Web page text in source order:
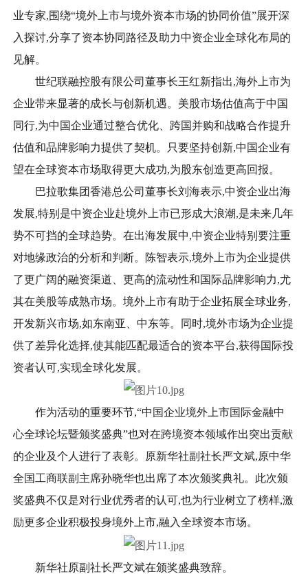
业专家,围绕“境外上市与境外资本市场的协同价值”展开深
入探讨,分享了资本协同路径及助力中资企业全球化布局的
见解。
世纪联融控股有限公司董事长王红新指出,海外上市为
企业带来显著的成长与创新机遇。美股市场估值高于中国
同行,为中国企业通过整合优化、跨国并购和战略合作提升
估值和品牌影响力提供了契机。只要坚持创新,中国企业有
望在全球资本市场取得更大成功,为股东创造更高回报。
巴拉歌集团香港总公司董事长刘海表示,中资企业出海
发展,特别是中资企业赴境外上市已形成大浪潮,是未来几年
势不可挡的全球趋势。在出海发展中,中资企业特别要注重
对地缘政治的分析和判断。陈智表示,境外上市为企业提供
了更广阔的融资渠道、更高的流动性和国际品牌影响力,尤
其在美股等成熟市场。境外上市有助于企业拓展全球业务,
开发新兴市场,如东南亚、中东等。同时,境外市场为企业提
供了差异化选择,使其能匹配最适合的资本平台,获得国际投
资者认可,实现全球化发展。
作为活动的重要环节,“中国企业境外上市国际金融中
心全球论坛暨颁奖盛典”也对在跨境资本领域作出突出贡献
的企业及个人进行了表彰。原新华社副社长严文斌,原中华
全国工商联副主席孙晓华也出席了本次颁奖典礼。此次颁
奖盛典不仅是对行业优秀者的认可,也为行业树立了榜样,激
励更多企业积极投身境外上市,融入全球资本市场。
新华社原副社长严文斌在颁奖盛典致辞。